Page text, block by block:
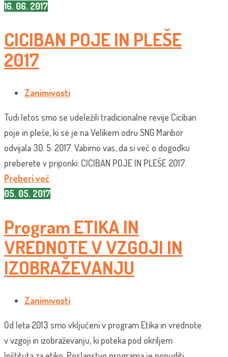
16. 06. 2017
CICIBAN POJE IN PLEŠE
2017
Zanimivosti
Tudi letos smo se udeležili tradicionalne revije Ciciban
poje in pleše, ki se je na Velikem odru SNG Maribor
odvijala 30. 5. 2017. Vabimo vas, da si več o dogodku
preberete v priponki: CICIBAN POJE IN PLEŠE 2017.
Preberi več
05. 05. 2017
Program ETIKA IN
VREDNOTE V VZGOJI IN
IZOBRAŽEVANJU
Zanimivosti
Od leta 2013 smo vključeni v program Etika in vrednote
v vzgoji in izobraževanju, ki poteka pod okriljem